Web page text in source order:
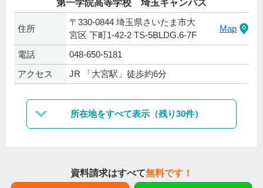
第一学院高等学校 埼玉キャンパス
住所
〒330-0844 埼玉県さいたま市大
宮区 下町1-42-2 TS-5BLDG.6-7F
Map
電話
048-650-5181
アクセス
JR 「大宮駅」徒歩約6分
所在地をすべて表示（残り30件）
資料請求はすべて無料です！